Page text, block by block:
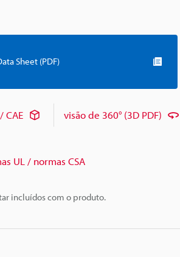
incluídos com o produto.
Sheet (PDF)
CAE visão de 360° (3D PDF)
UL / normas CSA